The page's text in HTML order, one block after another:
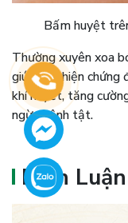
Bấm huyệt
Thường xuyên xoa
giúp cải thiện chứng
khí huyết, tăng
ngừa bệnh tật.
Bình Luận